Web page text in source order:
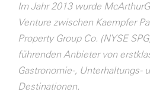
Im Jahr 2013 wurde
Venture zwischen Kaempfer
Property Group Co. (NYSE
führenden Anbieter von
Gastronomie-, Unterhaltungs-
Destinationen.